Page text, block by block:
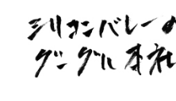
個人投資家の皆様へ
よくある質問・用語集
IRメール登録
お問い